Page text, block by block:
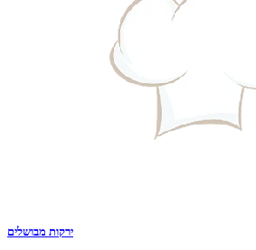
ירקות מבושלים